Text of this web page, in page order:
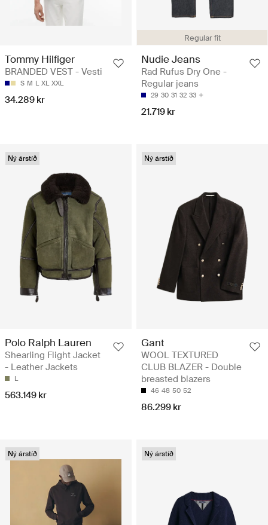
Tommy Hilfiger
BRANDED VEST - Vesti
S M L XL XXL
34.289 kr
Regular fit
Nudie Jeans
Rad Rufus Dry One -
Regular jeans
29 30 31 32 33
21.719 kr
Ný árstíð
Polo Ralph Lauren
Shearling Flight Jacket
- Leather Jackets
L
563.149 kr
Ný árstíð
Gant
WOOL TEXTURED
CLUB BLAZER - Double
breasted blazers
46 48 50 52
86.299 kr
Ný árstíð Ný árstíð